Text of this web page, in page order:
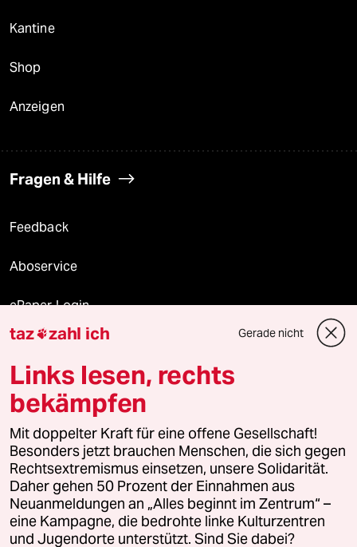
Kantine
Shop
Anzeigen
Fragen & Hilfe
Feedback
Aboservice
ePaper Login
Downloads für Abonnierende
© 2026 taz Verlags und Vertriebs GmbH
Alle Rechte vorbehalten. Bei rechtlichen Fragen oder für Genehmigungen
wenden Sie sich bitte an lizenzen@taz.de
Feedback Redaktionsstatut Kommune-Richtlinien
Leitlinie Informant Datenschutz Impressum AGB
taz zahl ich Gerade nicht
Links lesen, rechts
bekämpfen
Mit doppelter Kraft für eine offene Gesellschaft!
Besonders jetzt brauchen Menschen, die sich gegen
Rechtsextremismus einsetzen, unsere Solidarität.
Daher gehen 50 Prozent der Einnahmen aus
Neuanmeldungen an „Alles beginnt im Zentrum“ –
eine Kampagne, die bedrohte linke Kulturzentren
und Jugendorte unterstützt. Sind Sie dabei?